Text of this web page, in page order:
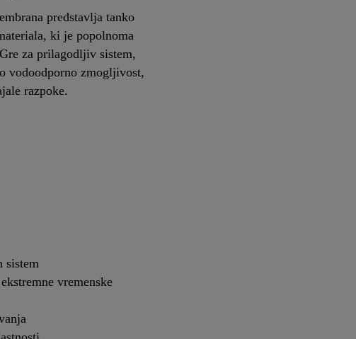
predstavlja tanko
ki je popolnoma
za prilagodljiv sistem,
vodoodporno zmogljivost,
razpoke.
sistem
vremenske